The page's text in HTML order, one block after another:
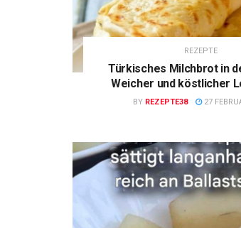
REZEPTE
Türkisches Milchbrot in
Weicher und köstlicher
BY REZEPTE38 27